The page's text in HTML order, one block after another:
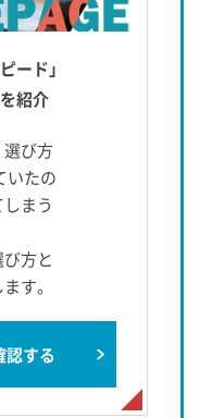
ード」
紹介
び方
いたの
まう
方と
す。
認する